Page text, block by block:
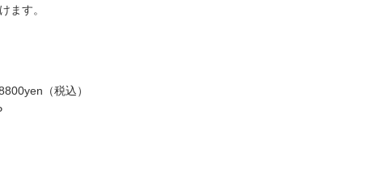
ます。
（税込）